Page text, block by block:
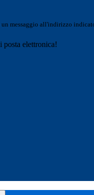
messaggio all'indirizzo
posta elettronica!